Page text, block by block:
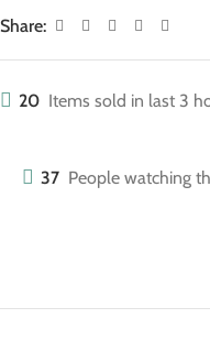
Share:
20 Items sold in last 3
37 People watching